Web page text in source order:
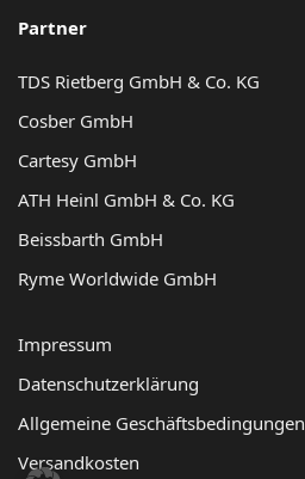
Partner
TDS Rietberg GmbH & Co. KG
Cosber GmbH
Cartesy GmbH
ATH Heinl GmbH & Co. KG
Beissbarth GmbH
Ryme Worldwide GmbH
Impressum
Datenschutzerklärung
Allgemeine Geschäftsbedingungen
Versandkosten